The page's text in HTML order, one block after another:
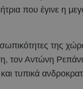
που έγινε η
της
Αντώνη Ρεπάνη
τυπικά